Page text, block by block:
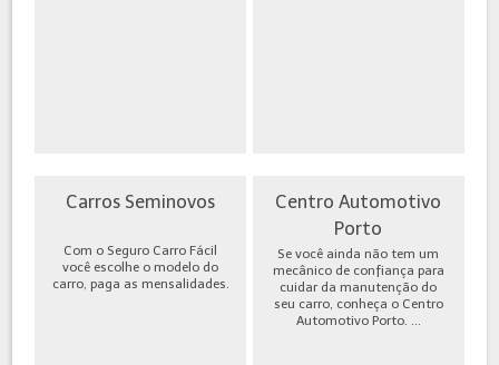
Carros Seminovos
Com o Seguro Carro Fácil
você escolhe o modelo do
carro, paga as mensalidades.
Centro Automotivo
Porto
Se você ainda não tem um
mecânico de confiança para
cuidar da manutenção do
seu carro, conheça o Centro
Automotivo Porto. ...